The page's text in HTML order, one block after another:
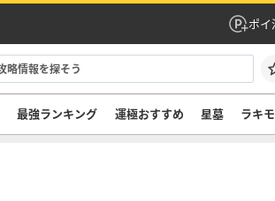
ポイ
最強ランキング 運極おすすめ 星墓 ラキ